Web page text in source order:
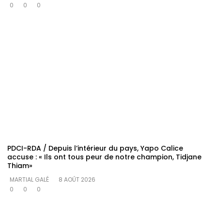
0
0 0
PDCI-RDA / Depuis l’intérieur du pays, Yapo Calice
accuse : « Ils ont tous peur de notre champion, Tidjane
Thiam»
MARTIAL GALÉ
8 AOÛT 2026
0
0 0